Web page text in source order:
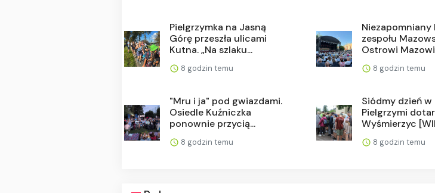
Pielgrzymka na Jasną
Górę przeszła ulicami
Kutna. „Na szlaku...
8 godzin temu
zespołu
Ostrowi
8 godzin temu
"Mru i ja" pod gwiazdami.
Osiedle Kuźniczka
ponownie przycią...
8 godzin temu
Siódmy dzień w
Pielgrzymi
Wyśmierzyc
8 godzin temu